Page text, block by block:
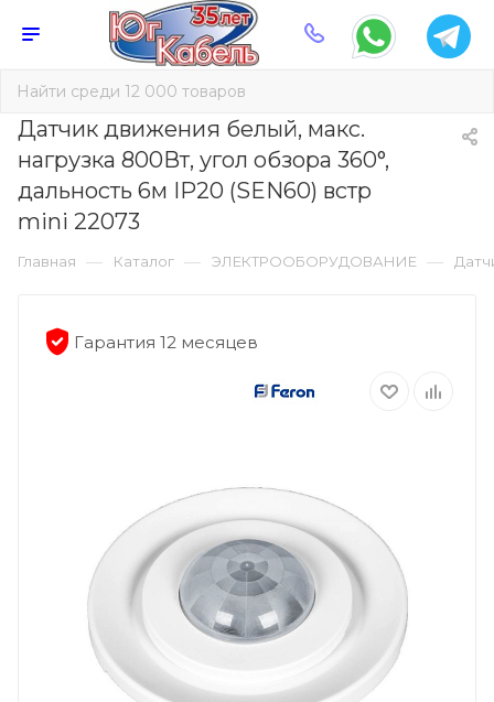
Датчик движения белый, макс.
нагрузка 800Вт, угол обзора 360°,
дальность 6м IP20 (SEN60) встр
mini 22073
Главная — Каталог — ЭЛЕКТРООБОРУДОВАНИЕ —
Гарантия 12 месяцев